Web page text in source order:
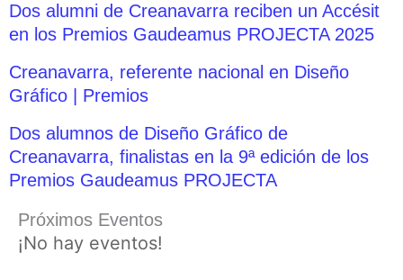
Dos alumni de Creanavarra reciben un Accésit
en los Premios Gaudeamus PROJECTA 2025
Creanavarra, referente nacional en Diseño
Gráfico | Premios
Dos alumnos de Diseño Gráfico de
Creanavarra, finalistas en la 9ª edición de los
Premios Gaudeamus PROJECTA
Próximos Eventos
¡No hay eventos!